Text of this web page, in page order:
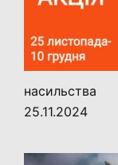
насильства
25.11.2024